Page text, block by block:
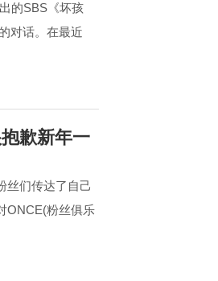
的SBS《坏孩
对话。在最近
歉新年一
丝们传达了自己
ONCE(粉丝俱乐